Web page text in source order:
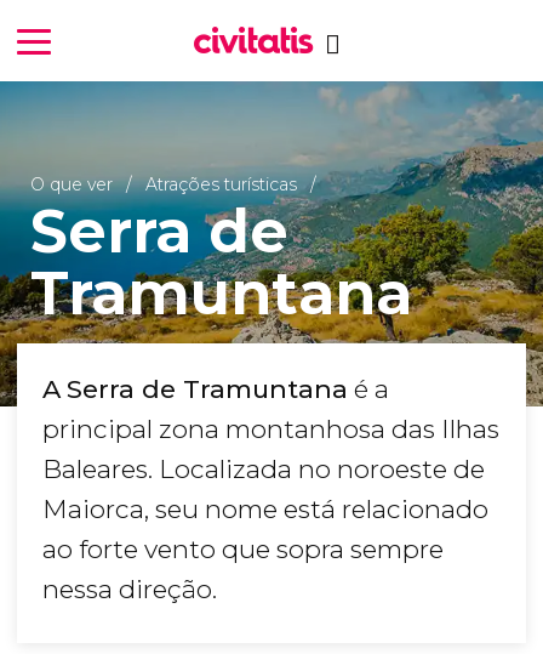
O que ver Atrações turísticas
Serra de
Tramuntana
A Serra de Tramuntana é a
principal zona montanhosa das Ilhas
Baleares. Localizada no noroeste de
Maiorca, seu nome está relacionado
ao forte vento que sopra sempre
nessa direção.